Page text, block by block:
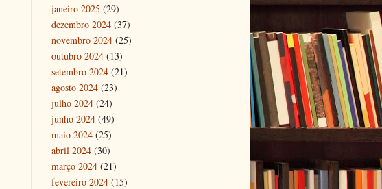
janeiro 2025 (29)
dezembro 2024 (37)
novembro 2024 (25)
outubro 2024 (13)
setembro 2024 (21)
agosto 2024 (23)
julho 2024 (24)
junho 2024 (49)
maio 2024 (25)
abril 2024 (30)
março 2024 (21)
fevereiro 2024 (15)